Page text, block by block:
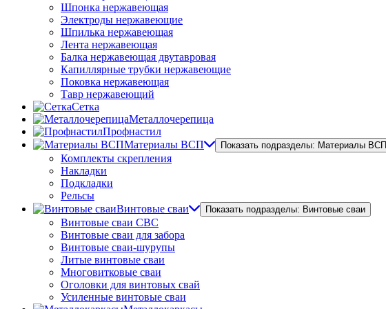
Шпонка нержавеющая
Электроды нержавеющие
Шпилька нержавеющая
Лента нержавеющая
Балка нержавеющая двутавровая
Капиллярные трубки нержавеющие
Поковка нержавеющая
Тавр нержавеющий
Сетка
Металлочерепица
Профнастил
Материалы ВСП
Показать подразделы: Материалы ВСП
Комплекты скрепления
Накладки
Подкладки
Рельсы
Винтовые сваи
Показать подразделы: Винтовые сваи
Винтовые сваи СВС
Винтовые сваи для забора
Винтовые сваи-шурупы
Литые винтовые сваи
Многовитковые сваи
Оголовки для винтовых свай
Усиленные винтовые сваи